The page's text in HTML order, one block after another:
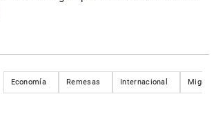
Economía Remesas Internacional